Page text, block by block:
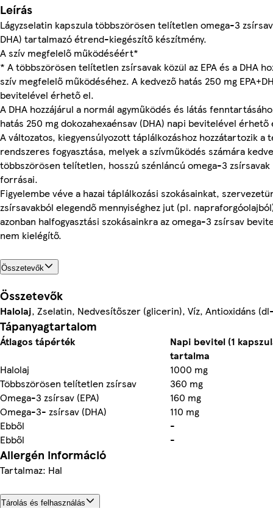
Leírás
Lágyzselatin kapszula többszörösen telítetlen omega-3
DHA) tartalmazó étrend-kiegészítő készítmény.
A szív megfelelő működéséért*
* A többszörösen telítetlen zsírsavak közül az EPA és a DHA
szív megfelelő működéséhez. A kedvező hatás 250 mg
bevitelével érhető el.
A DHA hozzájárul a normál agyműködés és látás
hatás 250 mg dokozahexaénsav (DHA) napi bevitelével érhető
A változatos, kiegyensúlyozott táplálkozáshoz hozzátartozik a
rendszeres fogyasztása, melyek a szívműködés számára
többszörösen telítetlen, hosszú szénláncú omega-3 zsírsavak
forrásai.
Figyelembe véve a hazai táplálkozási szokásainkat,
zsírsavakból elegendő mennyiséghez jut (pl.
azonban halfogyasztási szokásainkra az omega-3 zsírsav
nem kielégítő.
Összetevők
Összetevők
Halolaj, Zselatin, Nedvesítőszer (glicerin), Víz, Antioxidáns
Tápanyagtartalom
Átlagos tápérték
Napi bevitel (1
tartalma
Halolaj
1000 mg
Többszörösen telítetlen zsírsav
360 mg
Omega-3 zsírsav (EPA)
160 mg
Omega-3- zsírsav (DHA)
110 mg
Ebből
-
Ebből
-
Allergén információ
Tartalmaz: Hal
Tárolás és felhasználás